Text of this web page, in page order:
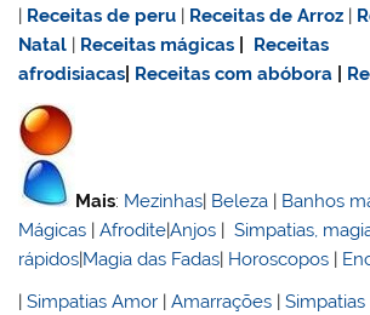
| Receitas de peru | Receitas de Arroz |
Natal | Receitas mágicas
Receitas
afrodisiacas Receitas com abóbora
Mais: Mezinhas| Beleza | Banhos
Mágicas |Afrodite|Anjos |Simpatias,
rápidos|Magia das Fadas| Horoscopos |
|Simpatias Amor |Amarrações |Simpatias